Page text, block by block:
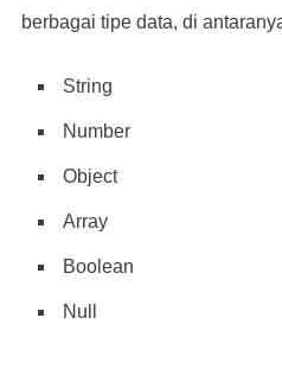
berbagai tipe data, di
String
Number
Object
Array
Boolean
Null